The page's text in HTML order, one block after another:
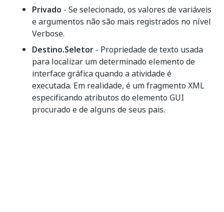
Privado - Se selecionado, os valores de variáveis
e argumentos não são mais registrados no nível
Verbose.
Destino.Seletor - Propriedade de texto usada
para localizar um determinado elemento de
interface gráfica quando a atividade é
executada. Em realidade, é um fragmento XML
especificando atributos do elemento GUI
procurado e de alguns de seus pais.